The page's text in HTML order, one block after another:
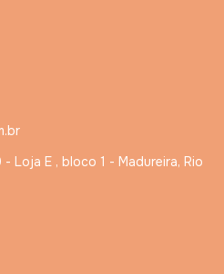
Loja E , bloco 1 - Madureira, Rio